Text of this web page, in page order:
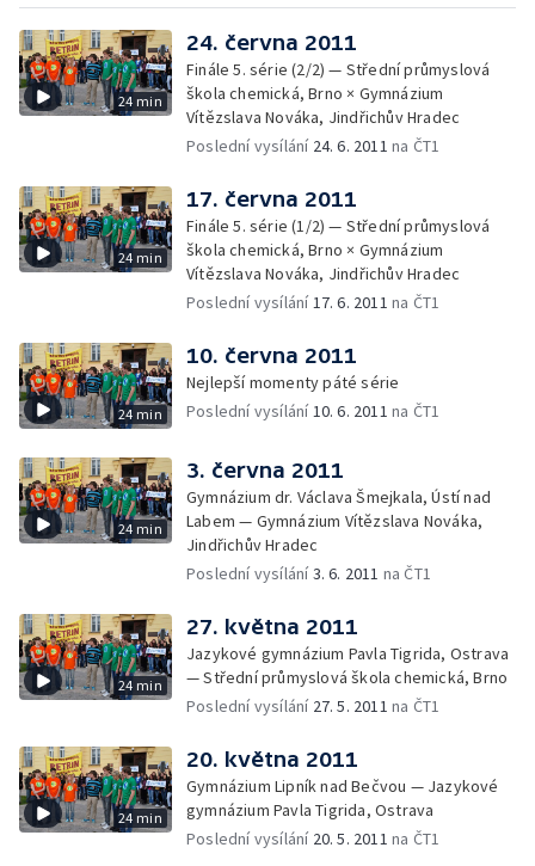
24 min
24. června 2011
Finále 5. série (2/2) — Střední průmyslová
škola chemická, Brno × Gymnázium
Vítězslava Nováka, Jindřichův Hradec
Poslední vysílání 24. 6. 2011 na ČT1
24 min
17. června 2011
Finále 5. série (1/2) — Střední průmyslová
škola chemická, Brno × Gymnázium
Vítězslava Nováka, Jindřichův Hradec
Poslední vysílání17. 6. 2011 na ČT1
24 min
10. června 2011
Nejlepší momenty páté série
Poslední vysílání10. 6. 2011 na ČT1
24 min
3. června 2011
Gymnázium dr. Václava Šmejkala, Ústí nad
Labem — Gymnázium Vítězslava Nováka,
Jindřichův Hradec
Poslední vysílání3. 6. 2011 na ČT1
24 min
27. května 2011
Jazykové gymnázium Pavla Tigrida, Ostrava
— Střední průmyslová škola chemická, Brno
Poslední vysílání 27. 5. 2011 na ČT1
24 min
20. května 2011
Gymnázium Lipník nad Bečvou — Jazykové
gymnázium Pavla Tigrida, Ostrava
Poslední vysílání 20. 5. 2011 na ČT1